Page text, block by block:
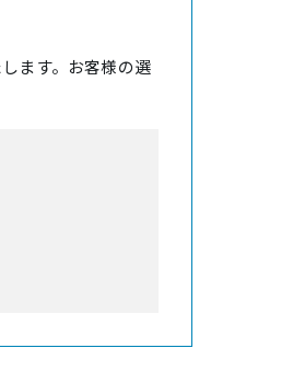
ます。お客様の選